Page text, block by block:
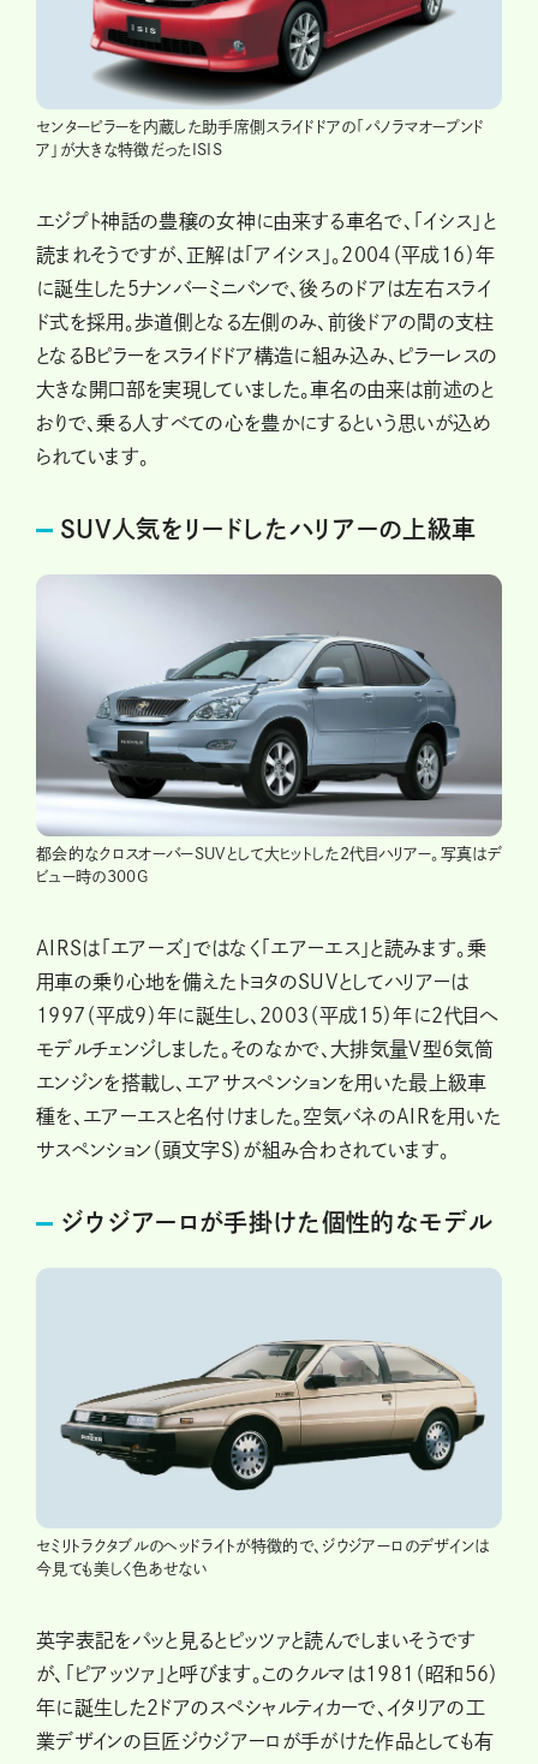
センターピラーを内蔵した助手席側スライドドアの「パノラマオープンド
ア」が大きな特徴だったISIS
エジプト神話の豊穣の女神に由来する車名で、「イシス」と
読まれそうですが、正解は「アイシス」。2004（平成16）年
に誕生した5ナンバーミニバンで、後ろのドアは左右スライ
ド式を採用。歩道側となる左側のみ、前後ドアの間の支柱
となるBピラーをスライドドア構造に組み込み、ピラーレスの
大きな開口部を実現していました。車名の由来は前述のと
おりで、乗る人すべての心を豊かにするという思いが込め
られています。
SUV人気をリードしたハリアーの上級車
都会的なクロスオーバーSUVとして大ヒットした2代目ハリアー。写真はデ
ビュー時の300G
AIRSは「エアーズ」ではなく「エアーエス」と読みます。乗
用車の乗り心地を備えたトヨタのSUVとしてハリアーは
1997（平成９）年に誕生し、2003（平成15）年に2代目へ
モデルチェンジしました。そのなかで、大排気量V型6気筒
エンジンを搭載し、エアサスペンションを用いた最上級車
種を、エアーエスと名付けました。空気バネのAIRを用いた
サスペンション（頭文字S）が組み合わされています。
ジウジアーロが手掛けた個性的なモデル
セミリトラクタブルのヘッドライトが特徴的で、ジウジアーロのデザインは
今見ても美しく色あせない
英字表記をパッと見るとピッツァと読んでしまいそうです
が、「ピアッツァ」と呼びます。このクルマは1981（昭和56）
年に誕生した2ドアのスペシャルティカーで、イタリアの工
業デザインの巨匠ジウジアーロが手がけた作品としても有